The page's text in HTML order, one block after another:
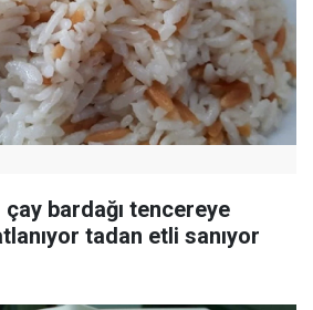
bardağı tencereye
tadan etli sanıyor